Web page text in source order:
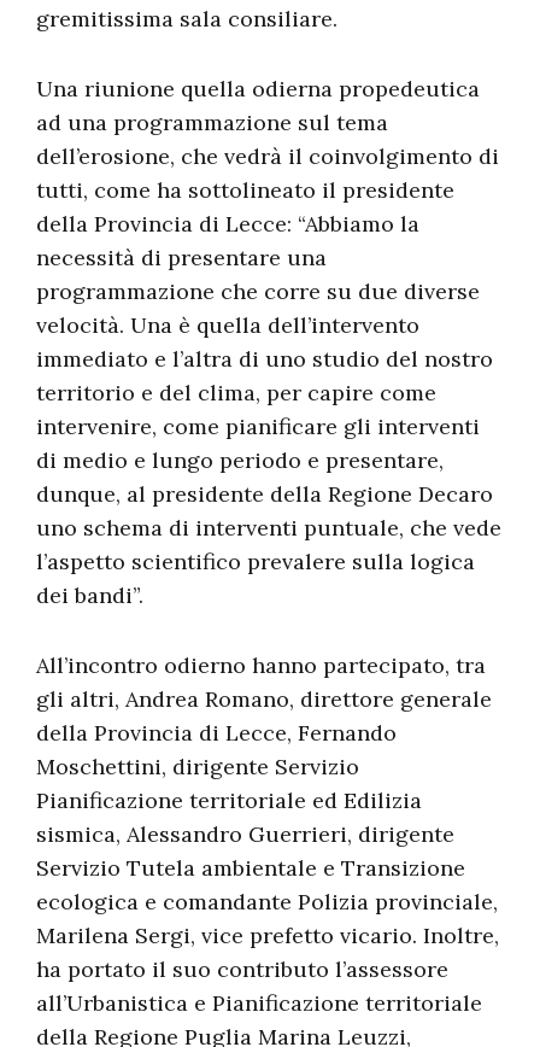
gremitissima sala consiliare.
Una riunione quella odierna propedeutica
ad una programmazione sul tema
dell’erosione, che vedrà il coinvolgimento di
tutti, come ha sottolineato il presidente
della Provincia di Lecce: “Abbiamo la
necessità di presentare una
programmazione che corre su due diverse
velocità. Una è quella dell’intervento
immediato e l’altra di uno studio del nostro
territorio e del clima, per capire come
intervenire, come pianificare gli interventi
di medio e lungo periodo e presentare,
dunque, al presidente della Regione Decaro
uno schema di interventi puntuale, che vede
l’aspetto scientifico prevalere sulla logica
dei bandi”.
All’incontro odierno hanno partecipato, tra
gli altri, Andrea Romano, direttore generale
della Provincia di Lecce, Fernando
Moschettini, dirigente Servizio
Pianificazione territoriale ed Edilizia
sismica, Alessandro Guerrieri, dirigente
Servizio Tutela ambientale e Transizione
ecologica e comandante Polizia provinciale,
Marilena Sergi, vice prefetto vicario. Inoltre,
ha portato il suo contributo l’assessore
all’Urbanistica e Pianificazione territoriale
della Regione Puglia Marina Leuzzi,